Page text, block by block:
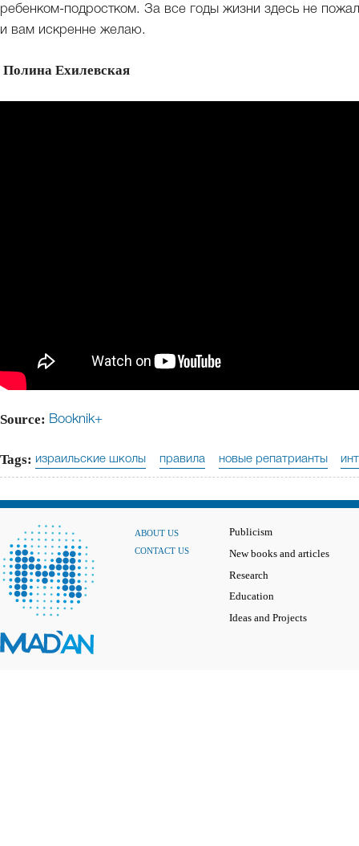
ребенком-подростком. За все годы жизни здесь не
и вам искренне желаю.
Полина Ехилевская
Source: Booknik+
Tags: израильские школы правила новые репатрианты
ABOUT US
CONTACT US
Publicism
New books and articles
Research
Education
Ideas and Projects